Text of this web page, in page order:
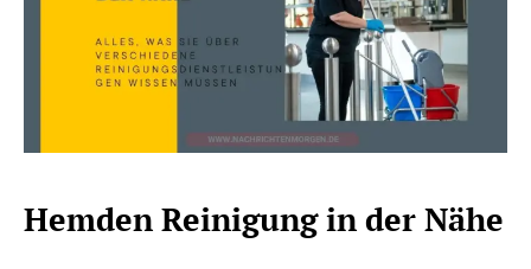
Hemden Reinigung in der Nähe